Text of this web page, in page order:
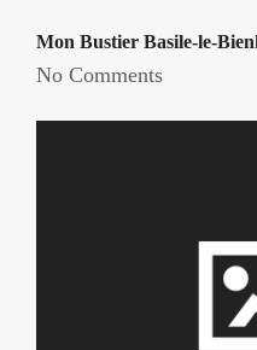
Mon Bustier Basile-le-
No Comments